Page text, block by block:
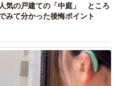
気の戸建ての「中庭」 ところ
みて分かった後悔ポイント